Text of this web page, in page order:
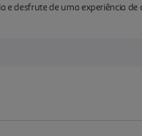
desfrute de uma experiência de